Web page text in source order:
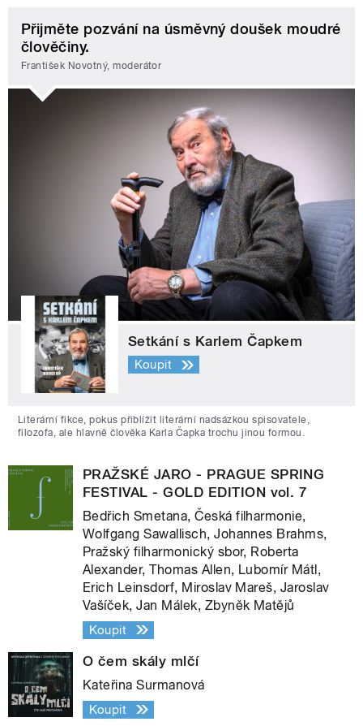
Přijměte pozvání na úsměvný doušek moudré
člověčiny.
František Novotný, moderátor
Setkání s Karlem Čapkem
Koupit
Literární fikce, pokus přiblížit literární nadsázkou spisovatele,
filozofa, ale hlavně člověka Karla Čapka trochu jinou formou.
PRAŽSKÉ JARO - PRAGUE SPRING
FESTIVAL - GOLD EDITION vol. 7
Bedřich Smetana, Česká filharmonie,
Wolfgang Sawallisch, Johannes Brahms,
Pražský filharmonický sbor, Roberta
Alexander, Thomas Allen, Lubomír Mátl,
Erich Leinsdorf, Miroslav Mareš, Jaroslav
Vašíček, Jan Málek, Zbyněk Matějů
Koupit
O čem skály mlčí
Kateřina Surmanová
Koupit